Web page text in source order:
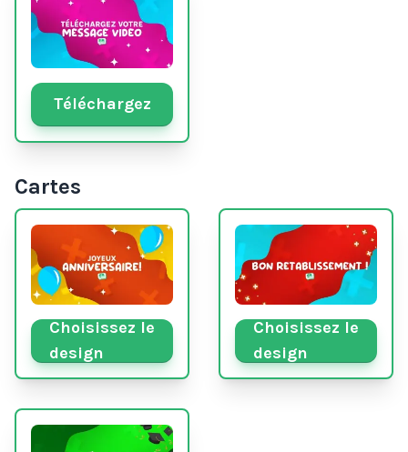
Téléchargez
Cartes
Choisissez le
design
Choisissez le
design